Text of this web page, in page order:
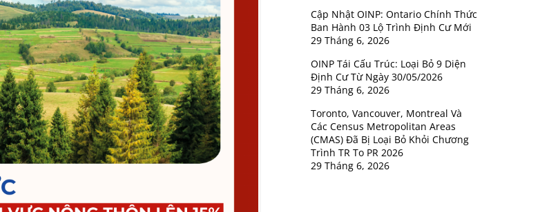
Cập Nhật OINP: Ontario Chính Thức
Ban Hành 03 Lộ Trình Định Cư Mới
29 Tháng 6, 2026
OINP Tái Cấu Trúc: Loại Bỏ 9 Diện
Định Cư Từ Ngày 30/05/2026
29 Tháng 6, 2026
Toronto, Vancouver, Montreal Và
Các Census Metropolitan Areas
(CMAS) Đã Bị Loại Bỏ Khỏi Chương
Trình TR To PR 2026
29 Tháng 6, 2026